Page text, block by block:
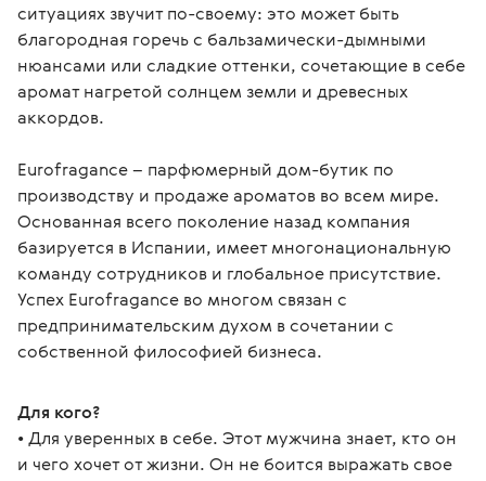
ситуациях звучит по-своему: это может быть
благородная горечь с бальзамически-дымными
нюансами или сладкие оттенки, сочетающие в себе
аромат нагретой солнцем земли и древесных
аккордов.
Eurofragance – парфюмерный дом-бутик по
производству и продаже ароматов во всем мире.
Основанная всего поколение назад компания
базируется в Испании, имеет многонациональную
команду сотрудников и глобальное присутствие.
Успех Eurofragance во многом связан с
предпринимательским духом в сочетании с
собственной философией бизнеса.
Для кого?
• Для уверенных в себе. Этот мужчина знает, кто он
и чего хочет от жизни. Он не боится выражать свое